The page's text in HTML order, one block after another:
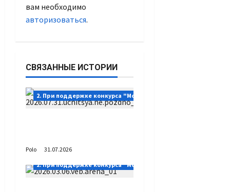
вам необходимо
авторизоваться.
СВЯЗАННЫЕ ИСТОРИИ
2. При поддержке конкурса "Москва – Добрый город"
Polo
31.07.2026
2. При поддержке конкурса "Москва – Добрый город"